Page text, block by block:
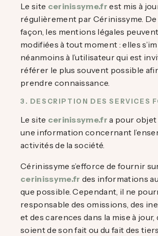
Le site cerinissyme.fr est mis à
régulièrement par Cérinissyme. De
façon, les mentions légales
modifiées à tout moment : elles
néanmoins à l’utilisateur qui est
référer le plus souvent possible afin
prendre connaissance.
3. DESCRIPTION DES SERVICES
Le site cerinissyme.fr a pour
une information concernant
activités de la société.
Cérinissyme s’efforce de fournir
cerinissyme.fr des informations
que possible. Cependant, il ne
responsable des omissions, des
et des carences dans la mise à jour,
soient de son fait ou du fait des